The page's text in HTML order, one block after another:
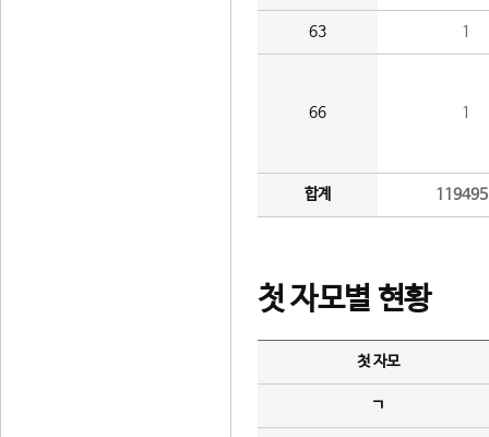
63 1
66 1
합계
첫 자모별 현황
첫 자모
ㄱ